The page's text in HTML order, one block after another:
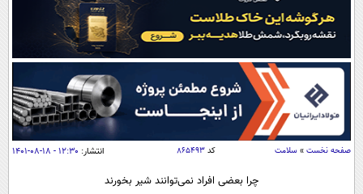
نظرسنجی
آب و هوا
اوقات شرعی
پیوند ها
سواد زندگی
اقتصاد
اقتصادی
جامعه
صفحه نخست » سلامت کد۸۶۵۴۹۳ انتشار: ۱۲:۳۰ - ۱۸-۰۸-۱۴۰۱
چرا بعضی افراد نمی‌توانند شیر بخورند